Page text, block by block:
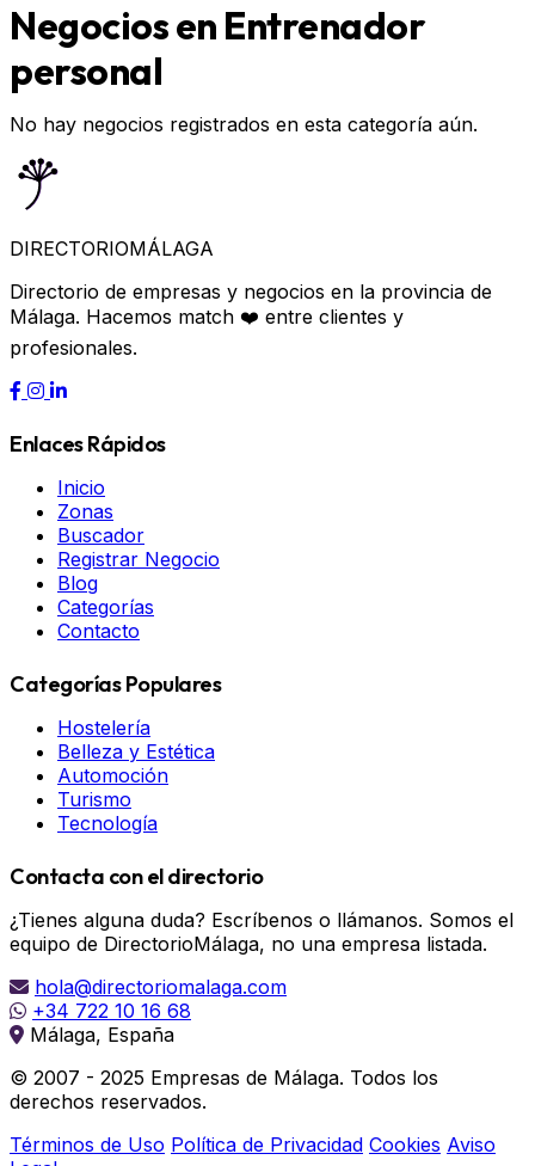
Negocios en Entrenador
personal
No hay negocios registrados en esta categoría aún.
DIRECTORIOMÁLAGA
Directorio de empresas y negocios en la provincia de
Málaga. Hacemos match ❤️ entre clientes y
profesionales.
Enlaces Rápidos
Inicio
Zonas
Buscador
Registrar Negocio
Blog
Categorías
Contacto
Categorías Populares
Hostelería
Belleza y Estética
Automoción
Turismo
Tecnología
Contacta con el directorio
¿Tienes alguna duda? Escríbenos o llámanos. Somos el
equipo de DirectorioMálaga, no una empresa listada.
hola@directoriomalaga.com
+34 722 10 16 68
Málaga, España
© 2007 - 2025 Empresas de Málaga. Todos los
derechos reservados.
Términos de Uso Política de Privacidad Cookies Aviso